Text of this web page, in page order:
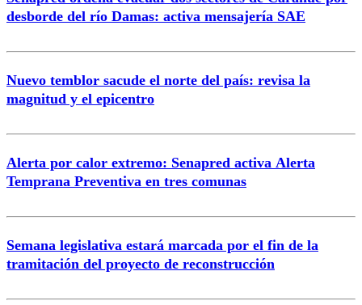
desborde del río Damas: activa mensajería SAE
Nuevo temblor sacude el norte del país: revisa la
magnitud y el epicentro
Alerta por calor extremo: Senapred activa Alerta
Temprana Preventiva en tres comunas
Semana legislativa estará marcada por el fin de la
tramitación del proyecto de reconstrucción